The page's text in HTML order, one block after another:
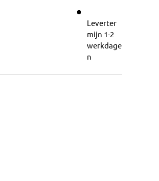
Leverter
mijn 1-2
werkdage
n